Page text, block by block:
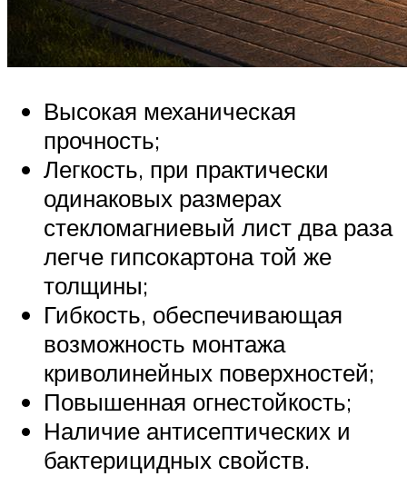
Высокая механическая
прочность;
Легкость, при практически
одинаковых размерах
стекломагниевый лист два раза
легче гипсокартона той же
толщины;
Гибкость, обеспечивающая
возможность монтажа
криволинейных поверхностей;
Повышенная огнестойкость;
Наличие антисептических и
бактерицидных свойств.